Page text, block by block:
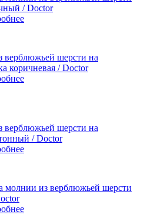
/ Doctor
верблюжьей шерсти на
коричневая / Doctor
верблюжьей шерсти на
/ Doctor
молнии из верблюжьей шерсти